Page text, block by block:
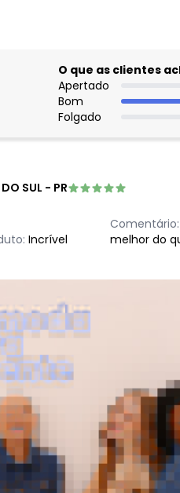
O que as clientes
Apertado
Bom
Folgado
SUL - PR
Incrível
Comentário:
melhor do
Ótimo